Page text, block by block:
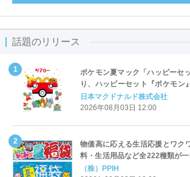
話題のリリース
ポケモン夏マック「ハッピーセ
り、ハッピーセット『ポケモン
定登場
日本マクドナルド株式会社
2026年08月03日 12:00
物価高に応える生活応援とワク
料・生活用品など全222種類が
「夏福袋」＆セール 8月6日(木)
（株）PPIH